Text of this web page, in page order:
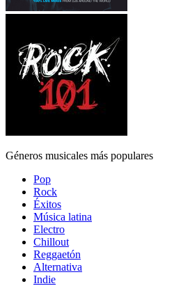
Géneros musicales más populares
Pop
Rock
Éxitos
Música latina
Electro
Chillout
Reggaetón
Alternativa
Indie